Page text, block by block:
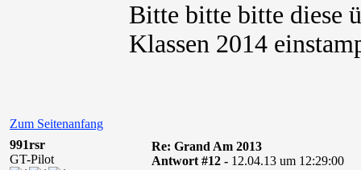
Bitte bitte bitte diese
Klassen 2014
Zum Seitenanfang
991rsr
GT-Pilot
Re: Grand Am 2013
Antwort #12 - 12.04.13 um 12:29:00